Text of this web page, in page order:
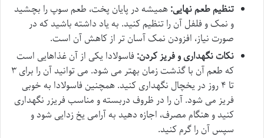
تنظیم طعم نهایی: همیشه در پایان پخت، طعم سوپ را بچشید
و نمک و فلفل آن را تنظیم کنید. به یاد داشته باشید که در
صورت نیاز، افزودن نمک آسان تر از کاهش آن است.
نکات نگهداری و فریز کردن: فاسولادا یکی از آن غذاهایی است
که طعم آن با گذشت زمان بهتر می شود. می توانید آن را برای ۳
تا ۴ روز در یخچال نگهداری کنید. همچنین فاسولادا به خوبی
فریز می شود. آن را در ظروف دربسته و مناسب فریزر نگهداری
کنید و هنگام مصرف، اجازه دهید به آرامی یخ زدایی شود و
سپس آن را گرم کنید.